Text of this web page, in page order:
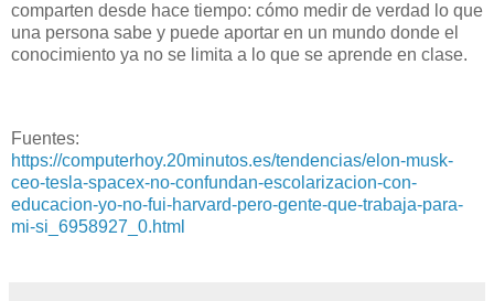
comparten desde hace tiempo: cómo medir de verdad lo que
una persona sabe y puede aportar en un mundo donde el
conocimiento ya no se limita a lo que se aprende en clase.
Fuentes:
https://computerhoy.20minutos.es/tendencias/elon-musk-
ceo-tesla-spacex-no-confundan-escolarizacion-con-
educacion-yo-no-fui-harvard-pero-gente-que-trabaja-para-
mi-si_6958927_0.html